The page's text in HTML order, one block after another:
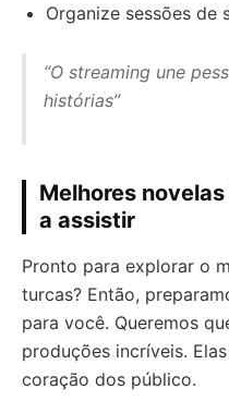
Organize sessões de
“O streaming une
histórias”
Melhores
a assistir
Pronto para explorar o
turcas? Então,
para você. Queremos
produções incríveis.
coração dos público.